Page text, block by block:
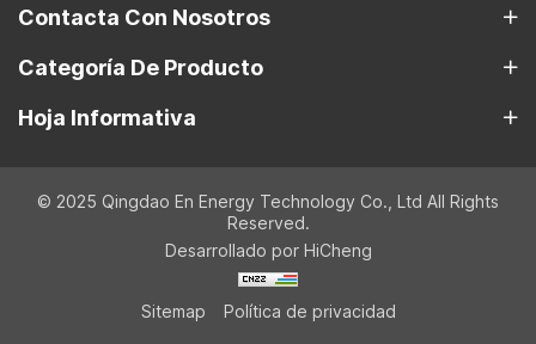
Contacta Con Nosotros
Categoría De Producto
Hoja Informativa
© 2025 Qingdao En Energy Technology Co., Ltd All Rights
Reserved.
Desarrollado por HiCheng
Sitemap Política de privacidad